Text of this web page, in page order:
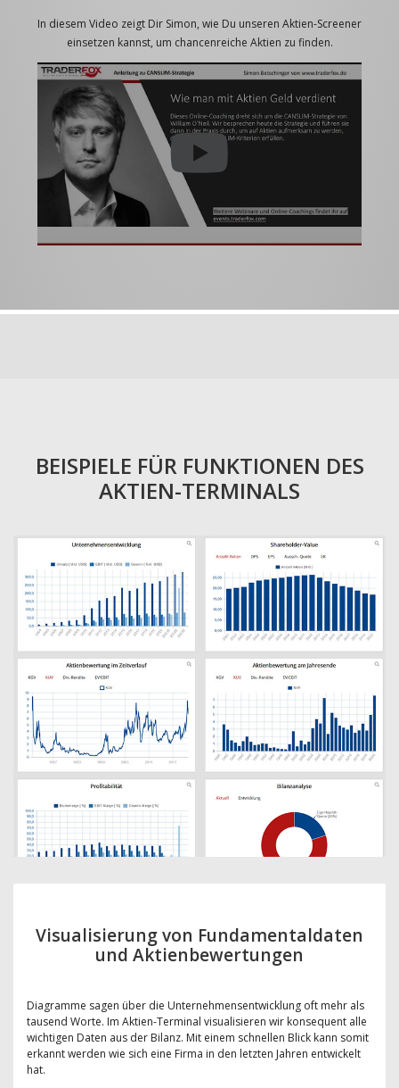
In diesem Video zeigt Dir Simon, wie Du unseren Aktien-Screener
einsetzen kannst, um chancenreiche Aktien zu finden.
BEISPIELE FÜR FUNKTIONEN DES
AKTIEN-TERMINALS
Visualisierung von Fundamentaldaten
und Aktienbewertungen
Diagramme sagen über die Unternehmensentwicklung oft mehr als
tausend Worte. Im Aktien-Terminal visualisieren wir konsequent alle
wichtigen Daten aus der Bilanz. Mit einem schnellen Blick kann somit
erkannt werden wie sich eine Firma in den letzten Jahren entwickelt
hat.